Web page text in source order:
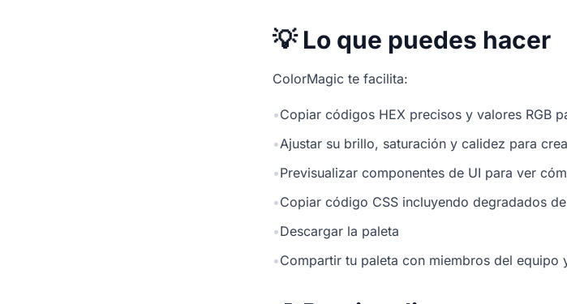
💡 Lo que puedes hacer
ColorMagic te facilita:
•Copiar códigos HEX precisos y valores RGB
•Ajustar su brillo, saturación y calidez para
•Previsualizar componentes de UI para ver
•Copiar código CSS incluyendo degradados
•Descargar la paleta
•Compartir tu paleta con miembros del equipo